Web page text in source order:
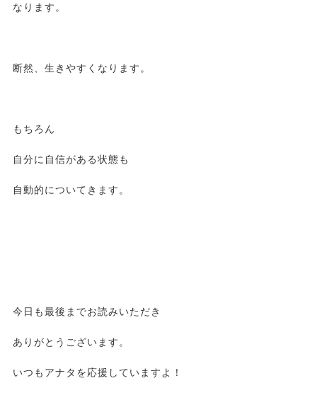
なります。
断然、生きやすくなります。
もちろん
自分に自信がある状態も
自動的についてきます。
今日も最後までお読みいただき
ありがとうございます。
いつもアナタを応援していますよ！